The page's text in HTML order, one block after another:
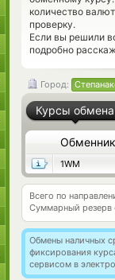
количество
проверку.
Если вы решили
подробно
Город:
Курсы обмена
Обменник
1WM
Всего по
Суммарный резерв
Обмены наличных
фиксирования
сервисом в